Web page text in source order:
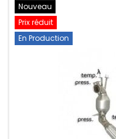
Nouveau
Prix réduit
En Production